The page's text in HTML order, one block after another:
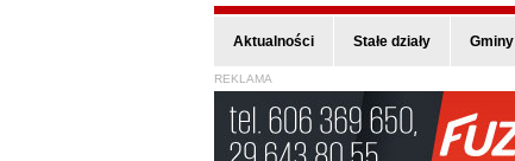
Aktualności Stałe działy Gminy
REKLAMA